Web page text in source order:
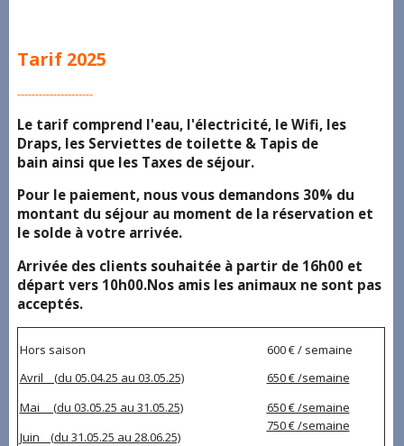
Tarif 2025
---------------------
Le tarif comprend l'eau, l'électricité, le Wifi, les
Draps, les Serviettes de toilette & Tapis de
bain ainsi que les Taxes de séjour.
Pour le paiement, nous vous demandons 30% du
montant du séjour au moment de la réservation et
le solde à votre arrivée.
Arrivée des clients souhaitée à partir de 16h00 et
départ vers 10h00.Nos amis les animaux ne sont pas
acceptés.
Hors saison
Avril (du 05.04.25 au 03.05.25)
600 € / semaine
650 € /semaine
Mai (du 03.05.25 au 31.05.25)
650 € /semaine
Juin (du 31.05.25 au 28.06.25)
750 € /semaine